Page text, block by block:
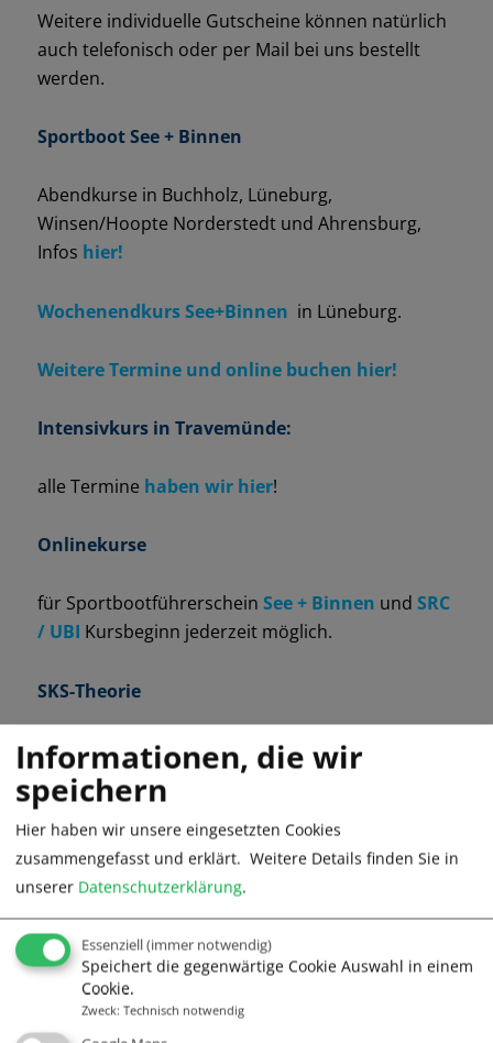
Weitere individuelle Gutscheine können natürlich
auch telefonisch oder per Mail bei uns bestellt
werden.
SportbootSee + Binnen
Abendkurse in Buchholz, Lüneburg,
Winsen/Hoopte Norderstedt und Ahrensburg,
Infos hier!
Wochenendkurs See+Binnen in Lüneburg.
Weitere Termine und online buchen hier!
Intensivkurs in Travemünde:
alle Termine haben wir hier!
Onlinekurse
für Sportbootführerschein See + Binnen und SRC
/ UBI Kursbeginn jederzeit möglich.
SKS-Theorie
Intensivkurse in Travemünde und Lüneburg:
Skippertraininng auf der Motoryacht
Travemünde + Hoopte/Elbe:
Alle Termine + Belegung hier!
Die nächsten freien Plätze
zum Mitsegeln (weitere
Informationen, die wir
speichern
Hier haben wir unsere eingesetzten Cookies
zusammengefasst und erklärt. Weitere Details finden Sie in
unserer Datenschutzerklärung.
Essenziell(immer notwendig)
Speichert die gegenwärtige Cookie Auswahl in einem
Cookie.
Zweck: Technisch notwendig